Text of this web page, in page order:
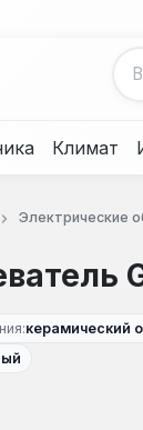
Климат
Электрические
керамический